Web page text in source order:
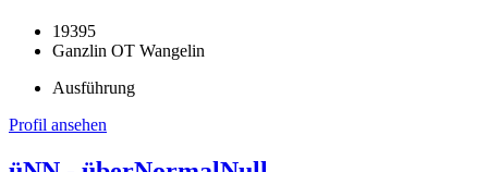
19395
Ganzlin OT Wangelin
Ausführung
Profil ansehen